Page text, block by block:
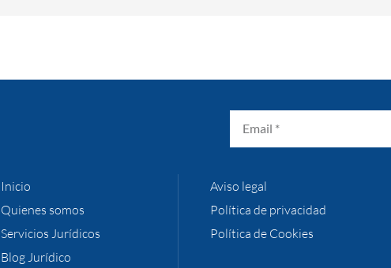
Inicio
Quienes somos
Servicios Jurídicos
Blog Jurídico
Aviso legal
Política de privacidad
Política de Cookies